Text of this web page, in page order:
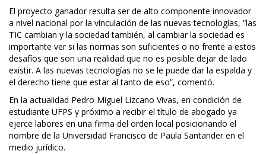
El proyecto ganador resulta ser de alto componente innovador
a nivel nacional por la vinculación de las nuevas tecnologías, “las
TIC cambian y la sociedad también, al cambiar la sociedad es
importante ver si las normas son suficientes o no frente a estos
desafíos que son una realidad que no es posible dejar de lado
existir. A las nuevas tecnologías no se le puede dar la espalda y
el derecho tiene que estar al tanto de eso”, comentó.
En la actualidad Pedro Miguel Lizcano Vivas, en condición de
estudiante UFPS y próximo a recibir el título de abogado ya
ejerce labores en una firma del orden local posicionando el
nombre de la Universidad Francisco de Paula Santander en el
medio jurídico.